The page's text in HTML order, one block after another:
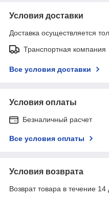
Условия доставки
Доставка осуществляется
Транспортная компания
Все условия доставки
Условия оплаты
Безналичный расчет
Все условия оплаты
Условия возврата
Возврат товара в течение